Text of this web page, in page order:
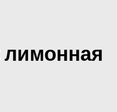
лимонная